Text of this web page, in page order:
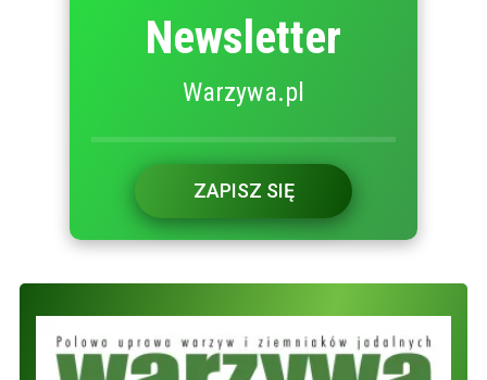
Newsletter
Warzywa.pl
ZAPISZ SIĘ